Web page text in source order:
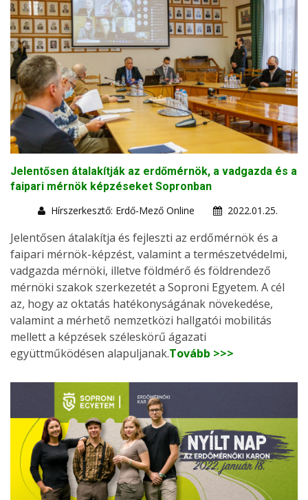
Jelentősen átalakítják az erdőmérnök, a vadgazda és a
faipari mérnök képzéseket Sopronban
Hírszerkesztő: Erdő-Mező Online
2022.01.25.
Jelentősen átalakítja és fejleszti az erdőmérnök és a
faipari mérnök-képzést, valamint a természetvédelmi,
vadgazda mérnöki, illetve földmérő és földrendező
mérnöki szakok szerkezetét a Soproni Egyetem. A cél
az, hogy az oktatás hatékonyságának növekedése,
valamint a mérhető nemzetközi hallgatói mobilitás
mellett a képzések széleskörű ágazati
együttműködésen alapuljanak.Tovább >>>